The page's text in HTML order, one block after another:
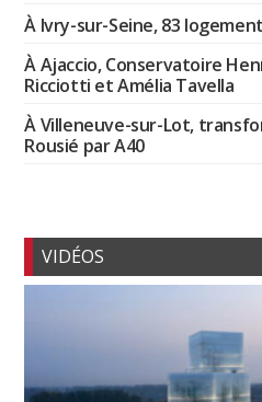
À Ivry-sur-Seine, 83
À Ajaccio, Conservatoire
Ricciotti et Amélia Tavella
À Villeneuve-sur-Lot,
Rousié par A40
VIDÉOS